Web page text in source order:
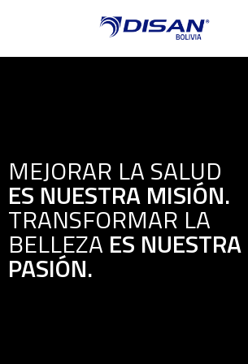
MEJORAR LA SALUD
ES NUESTRA MISIÓN.
TRANSFORMAR LA
BELLEZA ES NUESTRA
PASIÓN.